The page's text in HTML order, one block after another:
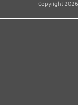
Copyright